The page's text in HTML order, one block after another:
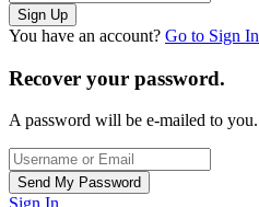
You have an account? Go to Sign In
Recover your password.
A password will be e-mailed to you.